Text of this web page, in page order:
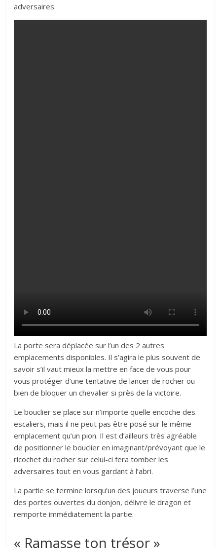
adversaires.
La porte sera déplacée sur l’un des 2 autres
emplacements disponibles. Il s’agira le plus souvent de
savoir s’il vaut mieux la mettre en face de vous pour
vous protéger d’une tentative de lancer de rocher ou
bien de bloquer un chevalier si près de la victoire.
Le bouclier se place sur n’importe quelle encoche des
escaliers, mais il ne peut pas être posé sur le même
emplacement qu’un pion. Il est d’ailleurs très agréable
de positionner le bouclier en imaginant/prévoyant que le
ricochet du rocher sur celui-ci fera tomber les
adversaires tout en vous gardant à l’abri.
La partie se termine lorsqu’un des joueurs traverse l’une
des portes ouvertes du donjon, délivre le dragon et
remporte immédiatement la partie.
« Ramasse ton trésor »